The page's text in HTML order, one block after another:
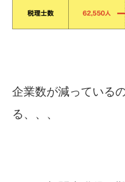
企業数が減っている
る、、、